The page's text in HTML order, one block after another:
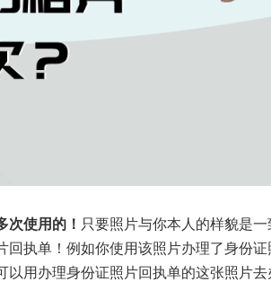
次使用的！ 只要照片与你本人的样貌是一
回执单！例如你使用该照片办理了身份证
以用办理身份证照片回执单的这张照片去